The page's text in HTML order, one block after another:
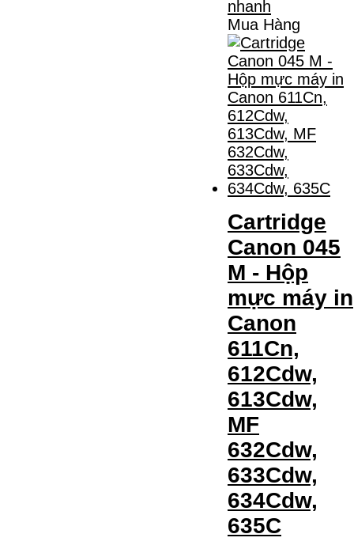
Mua Hàng
Cartridge
Canon 045
M - Hộp
mực máy in
Canon
611Cn,
612Cdw,
613Cdw,
MF
632Cdw,
633Cdw,
634Cdw,
635C